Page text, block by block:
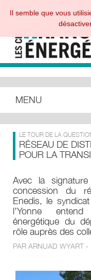
MENU
LE TOUR DE LA
RÉSEAU DE
POUR LA
Avec la
concession du
Enedis, le
l’Yonne
énergétique du
rôle auprès des
PAR ARNUAD WYART
Il semble que vous